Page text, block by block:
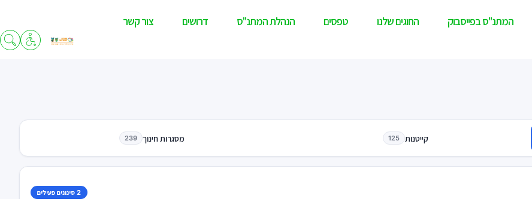
המתנ"ס בפייסבוק החוגים שלנו טפסים הנהלת המתנ"ס דרושים צור קשר
קייטנות 125 מסגרות חינוך 239
2 סינונים פעילים